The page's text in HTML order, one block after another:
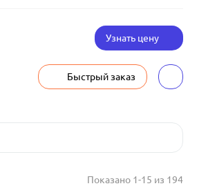
Узнать цену
Быстрый заказ
Показано 1-15 из 194